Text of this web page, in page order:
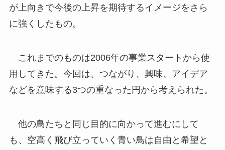
が上向きで今後の上昇を期待するイメージをさら
に強くしたもの。
これまでのものは2006年の事業スタートから使
用してきた。今回は、つながり、興味、アイデア
などを意味する3つの重なった円から考えられた。
他の鳥たちと同じ目的に向かって進むにして
も、空高く飛び立っていく青い鳥は自由と希望と